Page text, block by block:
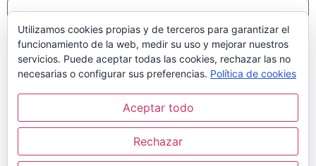
Web
Guarda mi nombre, correo electrónico y web en este
navegador para la próxima vez que comente.
Utilizamos cookies propias y de terceros para garantizar el
funcionamiento de la web, medir su uso y mejorar nuestros
servicios. Puede aceptar todas las cookies, rechazar las no
necesarias o configurar sus preferencias. Política de cookies
Aceptar todo
Rechazar